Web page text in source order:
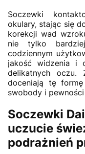
Soczewki
okulary, stając się
korekcji wad
nie tylko
codziennym
jakość widzenia i
delikatnych oczu.
doceniają tę
swobody i
Soczewki
uczucie
podrażnień